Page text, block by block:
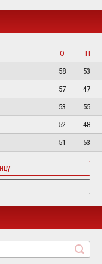
О
П
58
53
57
47
53
55
52
48
51 53